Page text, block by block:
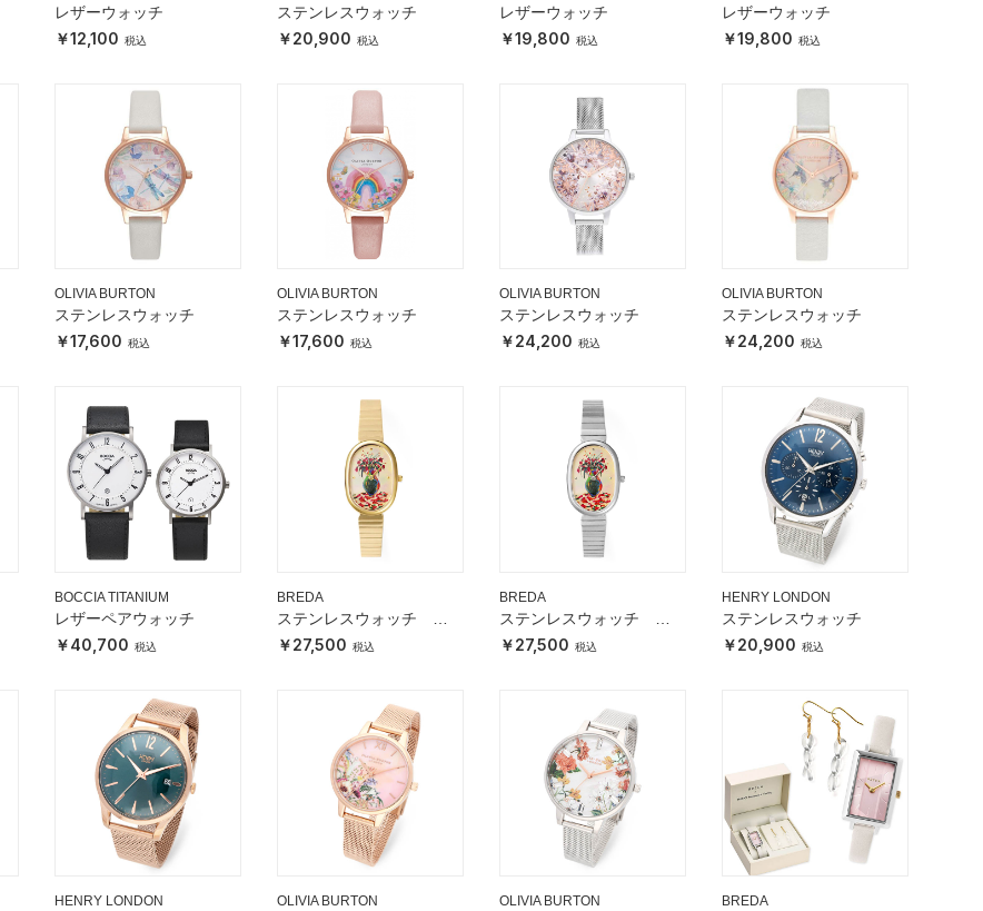
レザーウォッチ
12,100
ステンレスウォッチ
20,900
レザーウォッチ
19,800
レザーウォッチ
19,800
OLIVIA BURTON
ステンレスウォッチ
17,600
OLIVIA BURTON
ステンレスウォッチ
17,600
OLIVIA BURTON
ステンレスウォッチ
24,200
OLIVIA BURTON
ステンレスウォッチ
24,200
BOCCIA TITANIUM
レザーペアウォッチ
40,700
BREDA
ステンレスウォッチ
JANE 藍にいなSpecial
27,500
BREDA
ステンレスウォッチ
JANE 藍にいなSpecial
27,500
HENRY LONDON
ステンレスウォッチ
20,900
HENRY LONDON OLIVIA BURTON OLIVIA BURTON BREDA